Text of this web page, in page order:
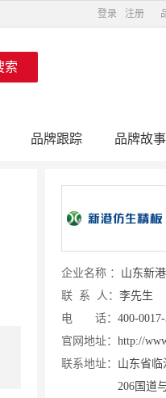
登录 注册
品牌跟踪 品牌故事
企业名称 ： 山东新
联 系 人： 李先生
电 话： 400-
官网地址： http://
联系地址： 山东省
206国道